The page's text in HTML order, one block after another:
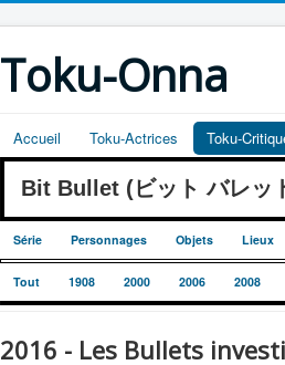
Toku-Onna
Accueil Toku-Actrices Toku-
Bit Bullet (ビット バレッ
Série Personnages Objets Lieux
Tout 1908 2000 2006 2008
2016 - Les Bullets